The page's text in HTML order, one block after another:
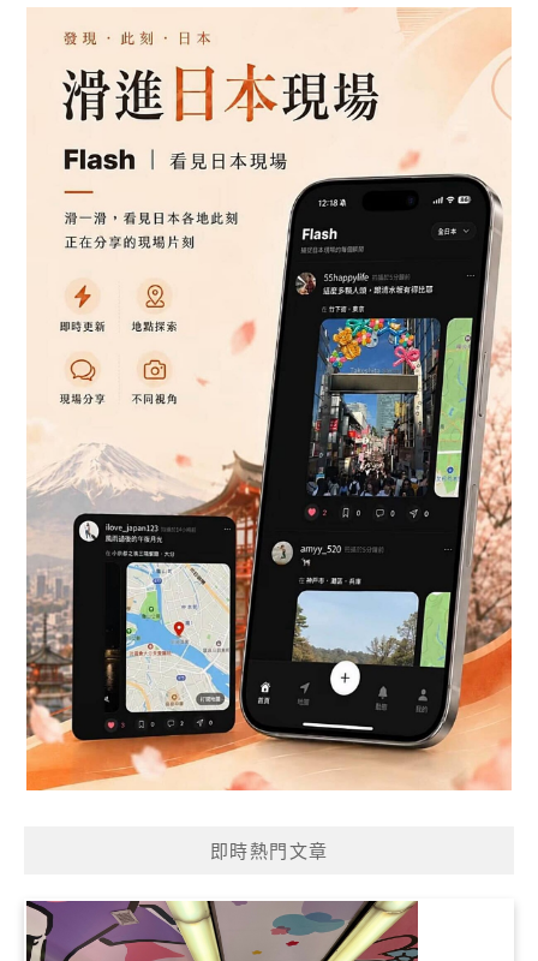
即時熱門文章